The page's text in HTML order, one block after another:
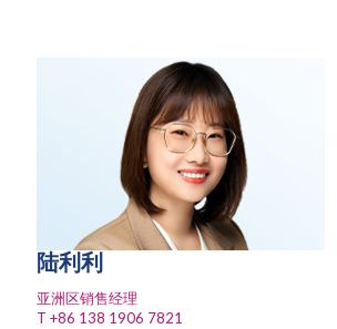
陆利利
亚洲区销售经理
T +86 138 1906 7821